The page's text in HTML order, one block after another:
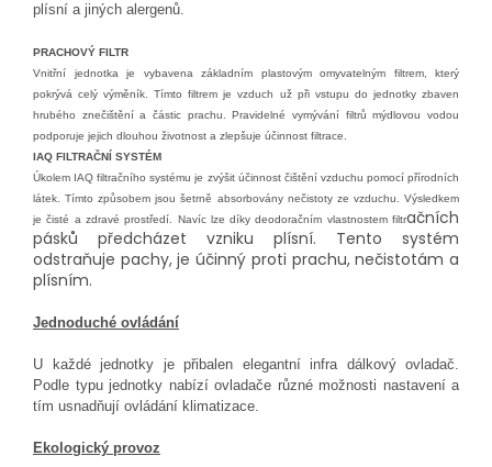
plísní a jiných alergenů.
PRACHOVÝ FILTR
Vnitřní jednotka je vybavena základním plastovým omyvatelným filtrem, který
pokrývá celý výměník. Tímto filtrem je vzduch už při vstupu do jednotky zbaven
hrubého znečištění a částic prachu. Pravidelné vymývání filtrů mýdlovou vodou
podporuje jejich dlouhou životnost a zlepšuje účinnost filtrace.
IAQ FILTRAČNÍ SYSTÉM
Úkolem IAQ filtračního systému je zvýšit účinnost čištění vzduchu pomocí přírodních
látek. Tímto způsobem jsou šetrně absorbovány nečistoty ze vzduchu. Výsledkem
je čisté a zdravé prostředí. Navíc lze díky deodoračním vlastnostem filtračních
pásků předcházet vzniku plísní. Tento systém
odstraňuje pachy, je účinný proti prachu, nečistotám a
plísním.
Jednoduché ovládání
U každé jednotky je přibalen elegantní infra dálkový ovladač.
Podle typu jednotky nabízí ovladače různé možnosti nastavení a
tím usnadňují ovládání klimatizace.
Ekologický provoz